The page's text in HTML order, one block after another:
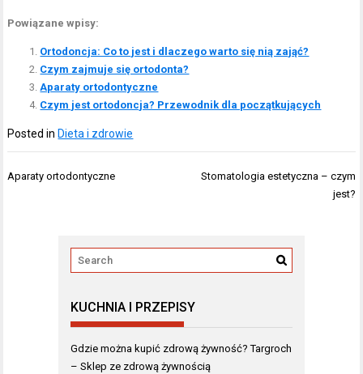
Powiązane wpisy:
Ortodoncja: Co to jest i dlaczego warto się nią zająć?
Czym zajmuje się ortodonta?
Aparaty ortodontyczne
Czym jest ortodoncja? Przewodnik dla początkujących
Posted in Dieta i zdrowie
Nawigacja
Aparaty ortodontyczne
Stomatologia estetyczna – czym
jest?
KUCHNIA I PRZEPISY
Gdzie można kupić zdrową żywność? Targroch
– Sklep ze zdrową żywnością